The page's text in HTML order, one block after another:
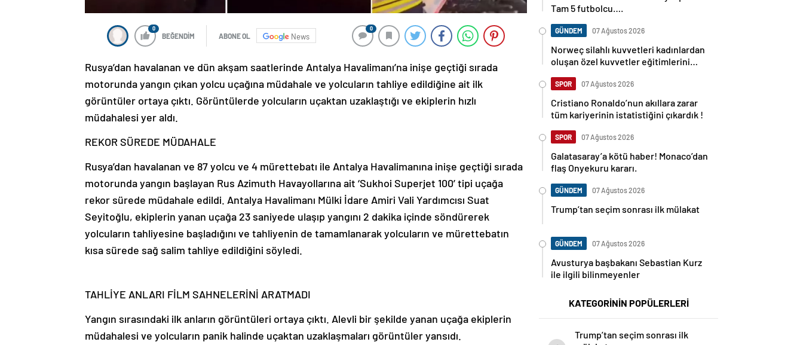
0
BEĞENDİM ABONE OL News
0
Rusya’dan havalanan ve dün akşam saatlerinde Antalya Havalimanı’na inişe geçtiği sırada
motorunda yangın çıkan yolcu uçağına müdahale ve yolcuların tahliye edildiğine ait ilk
görüntüler ortaya çıktı. Görüntülerde yolcuların uçaktan uzaklaştığı ve ekiplerin hızlı
müdahalesi yer aldı.
REKOR SÜREDE MÜDAHALE
Rusya’dan havalanan ve 87 yolcu ve 4 mürettebatı ile Antalya Havalimanına inişe geçtiği sırada
motorunda yangın başlayan Rus Azimuth Havayollarına ait ‘Sukhoi Superjet 100’ tipi uçağa
rekor sürede müdahale edildi. Antalya Havalimanı Mülki İdare Amiri Vali Yardımcısı Suat
Seyitoğlu, ekiplerin yanan uçağa 23 saniyede ulaşıp yangını 2 dakika içinde söndürerek
yolcuların tahliyesine başladığını ve tahliyenin de tamamlanarak yolcuların ve mürettebatın
kısa sürede sağ salim tahliye edildiğini söyledi.
TAHLİYE ANLARI FİLM SAHNELERİNİ ARATMADI
Yangın sırasındaki ilk anların görüntüleri ortaya çıktı. Alevli bir şekilde yanan uçağa ekiplerin
müdahalesi ve yolcuların panik halinde uçaktan uzaklaşmaları görüntüler yansıdı.
Tam 5 futbolcu….
GÜNDEM 07 Ağustos 2026
Norweç silahlı kuvvetleri kadınlardan
oluşan özel kuvvetler eğitimlerini
SPOR 07 Ağustos 2026
Cristiano Ronaldo’nun akıllara zarar
tüm kariyerinin istatistiğini çıkardık !
SPOR 07 Ağustos 2026
Galatasaray’a kötü haber! Monaco’dan
flaş Onyekuru kararı.
GÜNDEM 07 Ağustos 2026
Trump’tan seçim sonrası ilk mülakat
GÜNDEM 07 Ağustos 2026
Avusturya başbakanı Sebastian Kurz
ile ilgili bilinmeyenler
KATEGORİNİN POPÜLERLERİ
Trump’tan seçim sonrası ilk